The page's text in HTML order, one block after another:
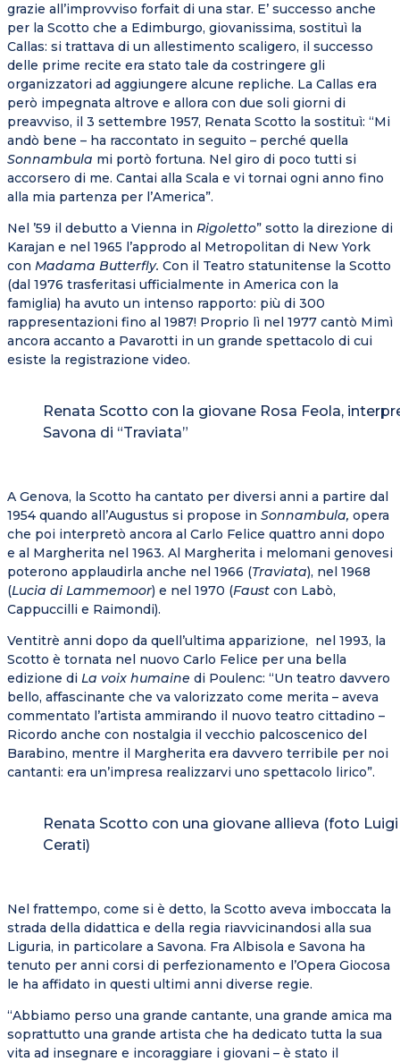
grazie all’improvviso forfait di una star. E’ successo anche
per la Scotto che a Edimburgo, giovanissima, sostituì la
Callas: si trattava di un allestimento scaligero, il successo
delle prime recite era stato tale da costringere gli
organizzatori ad aggiungere alcune repliche. La Callas era
però impegnata altrove e allora con due soli giorni di
preavviso, il 3 settembre 1957, Renata Scotto la sostituì: “Mi
andò bene – ha raccontato in seguito – perché quella
Sonnambula mi portò fortuna. Nel giro di poco tutti si
accorsero di me. Cantai alla Scala e vi tornai ogni anno fino
alla mia partenza per l’America”.
Nel ’59 il debutto a Vienna in Rigoletto” sotto la direzione di
Karajan e nel 1965 l’approdo al Metropolitan di New York
con Madama Butterfly. Con il Teatro statunitense la Scotto
(dal 1976 trasferitasi ufficialmente in America con la
famiglia) ha avuto un intenso rapporto: più di 300
rappresentazioni fino al 1987! Proprio lì nel 1977 cantò Mimì
ancora accanto a Pavarotti in un grande spettacolo di cui
esiste la registrazione video.
Renata Scotto con la giovane Rosa Feola,
Savona di “Traviata”
A Genova, la Scotto ha cantato per diversi anni a partire dal
1954 quando all’Augustus si propose in Sonnambula, opera
che poi interpretò ancora al Carlo Felice quattro anni dopo
e al Margherita nel 1963. Al Margherita i melomani genovesi
poterono applaudirla anche nel 1966 (Traviata), nel 1968
(Lucia di Lammemoor) e nel 1970 (Faust con Labò,
Cappuccilli e Raimondi).
Ventitrè anni dopo da quell’ultima apparizione, nel 1993, la
Scotto è tornata nel nuovo Carlo Felice per una bella
edizione di La voix humaine di Poulenc: “Un teatro davvero
bello, affascinante che va valorizzato come merita – aveva
commentato l’artista ammirando il nuovo teatro cittadino –
Ricordo anche con nostalgia il vecchio palcoscenico del
Barabino, mentre il Margherita era davvero terribile per noi
cantanti: era un’impresa realizzarvi uno spettacolo lirico”.
Renata Scotto con una giovane allieva (foto Luigi
Cerati)
Nel frattempo, come si è detto, la Scotto aveva imboccata la
strada della didattica e della regia riavvicinandosi alla sua
Liguria, in particolare a Savona. Fra Albisola e Savona ha
tenuto per anni corsi di perfezionamento e l’Opera Giocosa
le ha affidato in questi ultimi anni diverse regie.
“Abbiamo perso una grande cantante, una grande amica ma
soprattutto una grande artista che ha dedicato tutta la sua
vita ad insegnare e incoraggiare i giovani – è stato il